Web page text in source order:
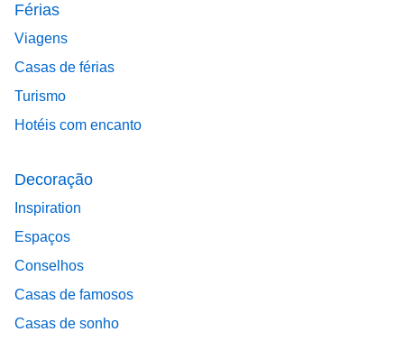
Férias
Viagens
Casas de férias
Turismo
Hotéis com encanto
Decoração
Inspiration
Espaços
Conselhos
Casas de famosos
Casas de sonho